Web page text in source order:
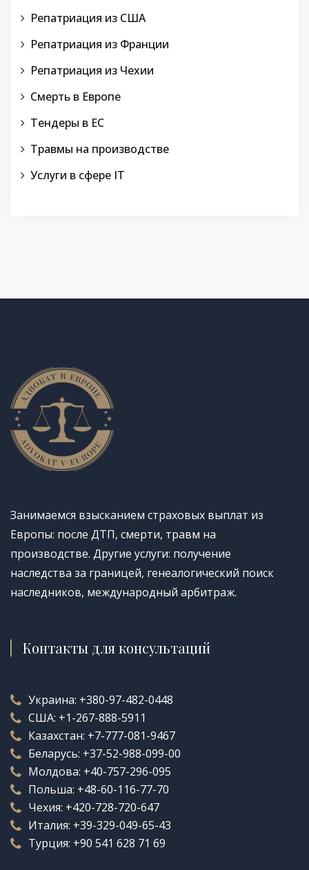
Репатриация из США
Репатриация из Франции
Репатриация из Чехии
Смерть в Европе
Тендеры в ЕС
Травмы на производстве
Услуги в сфере IT
Занимаемся взысканием страховых выплат из
Европы: после ДТП, смерти, травм на
производстве. Другие услуги: получение
наследства за границей, генеалогический поиск
наследников, международный арбитраж.
Контакты для консультаций
Украина: +380-97-482-0448
США: +1-267-888-5911
Казахстан: +7-777-081-9467
Беларусь: +37-52-988-099-00
Молдова: +40-757-296-095
Польша: +48-60-116-77-70
Чехия: +420-728-720-647
Италия: +39-329-049-65-43
Турция: +90 541 628 71 69